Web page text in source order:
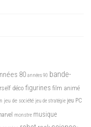
80 années 90 bande-
déco figurines film animé
jeu de société jeu de stratégie jeu PC
monstre musique